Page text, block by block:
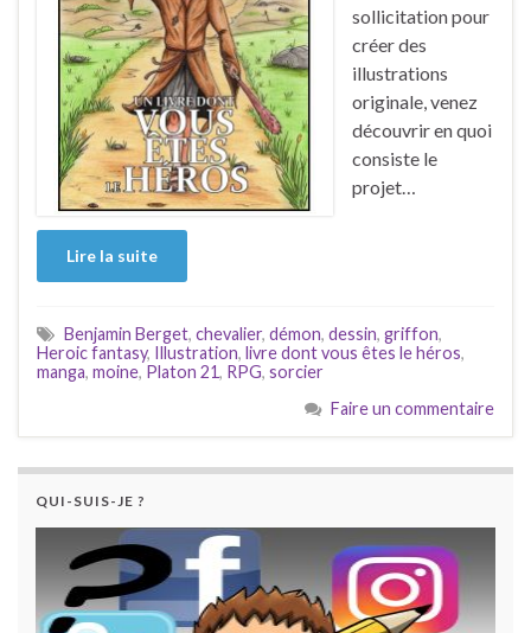
sollicitation pour
créer des
illustrations
originale, venez
découvrir en quoi
consiste le
projet…
Lire la suite
Benjamin Berget, chevalier, démon, dessin, griffon,
Heroic fantasy, Illustration, livre dont vous êtes le héros,
manga, moine, Platon 21, RPG, sorcier
Faire un commentaire
QUI-SUIS-JE ?